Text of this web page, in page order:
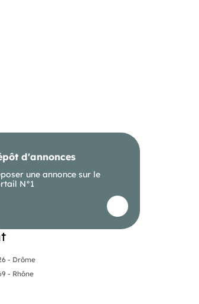
d'annonces
une annonce sur le
N°1
- Drôme
- Rhône